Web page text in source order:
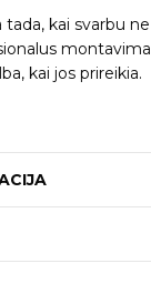
kai svarbu
kai jos prireikia.